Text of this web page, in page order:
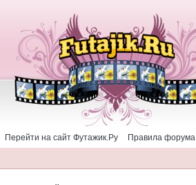
Перейти на сайт Футажик.Ру Правила форума